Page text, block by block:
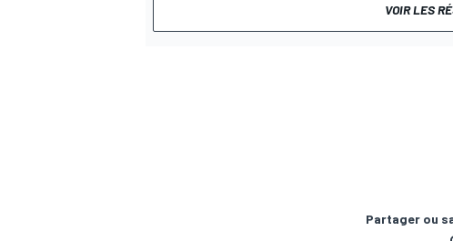
VOIR LES
Partager ou